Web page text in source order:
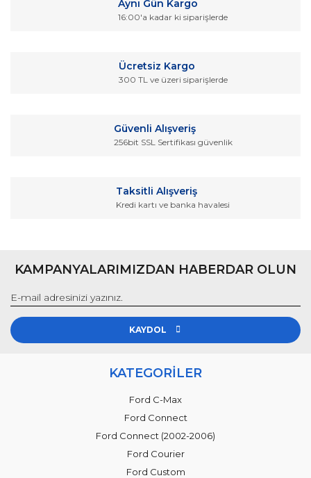
Ürün resmi kalitesiz, bozuk veya görüntülenemiyor.
Ürün fiyatı diğer sitelerden daha pahalı.
Aynı Gün Kargo
16:00'a kadar ki siparişlerde
Ücretsiz Kargo
300 TL ve üzeri siparişlerde
Güvenli Alışveriş
256bit SSL Sertifikası güvenlik
Taksitli Alışveriş
Kredi kartı ve banka havalesi
KAMPANYALARIMIZDAN HABERDAR OLUN
KAYDOL
KATEGORİLER
Ford C-Max
Ford Connect
Ford Connect (2002-2006)
Ford Courier
Ford Custom